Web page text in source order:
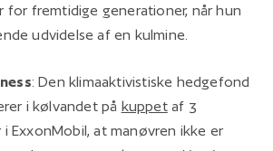
for fremtidige generationer, når hun
udvidelse af en kulmine.
: Den klimaaktivistiske hedgefond
i kølvandet på kuppetaf 3
ExxonMobil, at manøvren ikke er